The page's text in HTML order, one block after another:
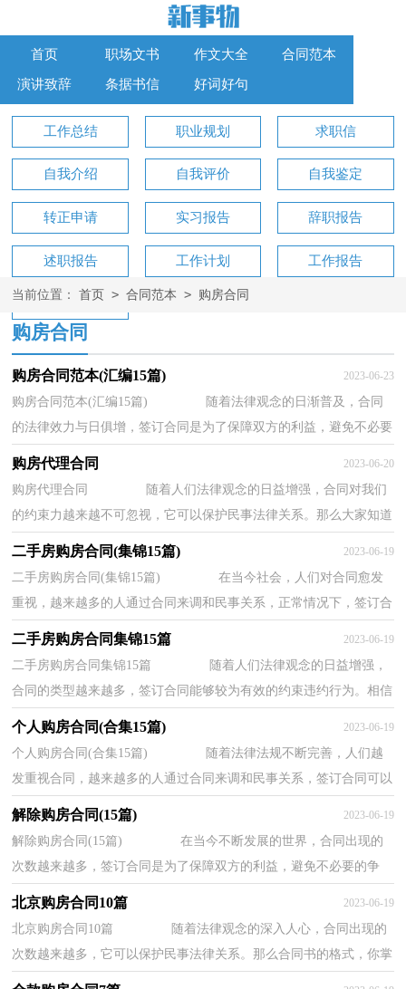
首页 职场文书 作文大全 合同范本
演讲致辞 条据书信 好词好句
工作总结 职业规划 求职信
自我介绍 自我评价 自我鉴定
转正申请 实习报告 辞职报告
述职报告 工作计划 工作报告
工作方案
当前位置： 首页 > 合同范本 > 购房合同
购房合同
购房合同范本(汇编15篇) 2023-06-23
购房合同范本(汇编15篇) 随着法律观念的日渐普及，合同
的法律效力与日俱增，签订合同是为了保障双方的利益，避免不必要
的争端。知道吗，写合同可是有方法的哦，下面是...
购房代理合同 2023-06-20
购房代理合同 随着人们法律观念的日益增强，合同对我们
的约束力越来越不可忽视，它可以保护民事法律关系。那么大家知道
合法的合同书怎么写吗？以下是小编精心整理...
二手房购房合同(集锦15篇) 2023-06-19
二手房购房合同(集锦15篇) 在当今社会，人们对合同愈发
重视，越来越多的人通过合同来调和民事关系，正常情况下，签订合
同必须经过规定的方式。那么合同书的格式，你掌...
二手房购房合同集锦15篇 2023-06-19
二手房购房合同集锦15篇 随着人们法律观念的日益增强，
合同的类型越来越多，签订合同能够较为有效的约束违约行为。相信
很多朋友都对拟合同感到非常苦恼吧，以下是...
个人购房合同(合集15篇) 2023-06-19
个人购房合同(合集15篇) 随着法律法规不断完善，人们越
发重视合同，越来越多的人通过合同来调和民事关系，签订合同可以
使我们的合法权益得到法律的保障。那么问题...
解除购房合同(15篇) 2023-06-19
解除购房合同(15篇) 在当今不断发展的世界，合同出现的
次数越来越多，签订合同是为了保障双方的利益，避免不必要的争
端。你所见过的合同是什么样的呢？下面是小编为...
北京购房合同10篇 2023-06-19
北京购房合同10篇 随着法律观念的深入人心，合同出现的
次数越来越多，它可以保护民事法律关系。那么合同书的格式，你掌
握了吗？以下是小编为大家整理的北京购房合同...